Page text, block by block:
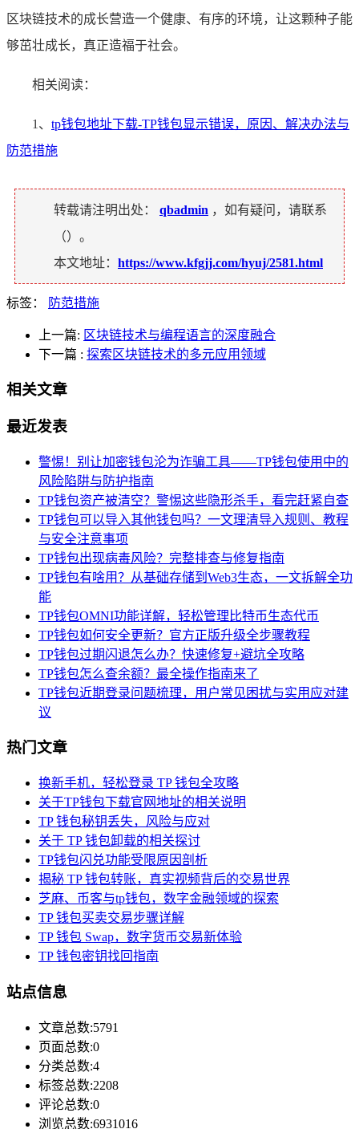
区块链技术的成长营造一个健康、有序的环境，让这颗种子能
够茁壮成长，真正造福于社会。
相关阅读：
1、 tp钱包地址下载-TP钱包显示错误，原因、解决办法与
防范措施
转载请注明出处： qbadmin ，如有疑问，请联系
（）。
本文地址： https://www.kfgjj.com/hyuj/2581.html
标签： 防范措施
上一篇: 区块链技术与编程语言的深度融合
下一篇 : 探索区块链技术的多元应用领域
相关文章
最近发表
警惕！别让加密钱包沦为诈骗工具——TP钱包使用中的
风险陷阱与防护指南
TP钱包资产被清空？警惕这些隐形杀手，看完赶紧自查
TP钱包可以导入其他钱包吗？一文理清导入规则、教程
与安全注意事项
TP钱包出现病毒风险？完整排查与修复指南
TP钱包有啥用？从基础存储到Web3生态，一文拆解全功
能
TP钱包OMNI功能详解，轻松管理比特币生态代币
TP钱包如何安全更新？官方正版升级全步骤教程
TP钱包过期闪退怎么办？快速修复+避坑全攻略
TP钱包怎么查余额？最全操作指南来了
TP钱包近期登录问题梳理，用户常见困扰与实用应对建
议
热门文章
换新手机，轻松登录 TP 钱包全攻略
关于TP钱包下载官网地址的相关说明
TP 钱包秘钥丢失，风险与应对
关于 TP 钱包卸载的相关探讨
TP钱包闪兑功能受限原因剖析
揭秘 TP 钱包转账，真实视频背后的交易世界
芝麻、币客与tp钱包，数字金融领域的探索
TP 钱包买卖交易步骤详解
TP 钱包 Swap，数字货币交易新体验
TP 钱包密钥找回指南
站点信息
文章总数:5791
页面总数:0
分类总数:4
标签总数:2208
评论总数:0
浏览总数:6931016